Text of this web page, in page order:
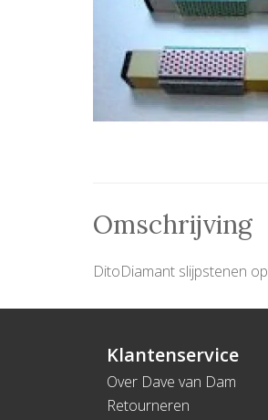
Omschrijving
DitoDiamant slijpstenen
Klantenservice
Over Dave van Dam
Retourneren